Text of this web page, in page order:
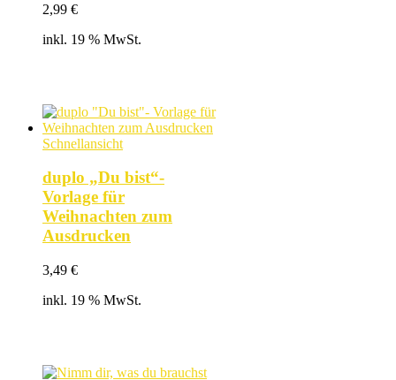
2,99 €
inkl. 19 % MwSt.
Schnellansicht
duplo „Du bist“-
Vorlage für
Weihnachten zum
Ausdrucken
3,49 €
inkl. 19 % MwSt.